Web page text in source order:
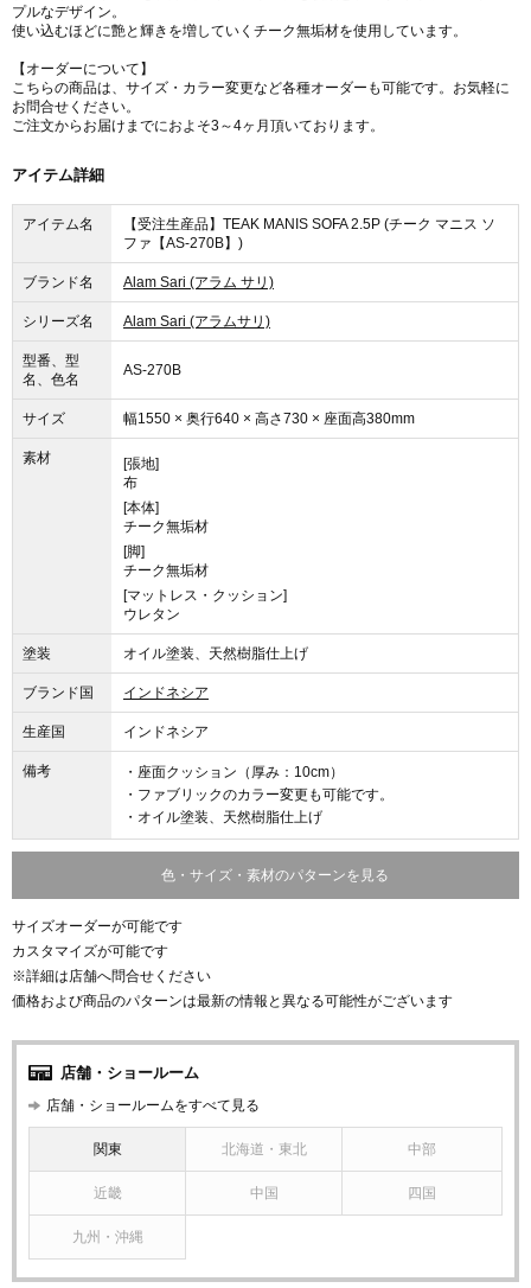
プルなデザイン。
使い込むほどに艶と輝きを増していくチーク無垢材を使用しています。
【オーダーについて】
こちらの商品は、サイズ・カラー変更など各種オーダーも可能です。お気軽に
お問合せください。
ご注文からお届けまでにおよそ3～4ヶ月頂いております。
アイテム詳細
アイテム名
【受注生産品】TEAK MANIS SOFA 2.5P (チーク マニス ソ
ファ【AS-270B】)
ブランド名 Alam Sari (アラム サリ)
シリーズ名 Alam Sari (アラムサリ)
型番、型
名、色名
AS-270B
サイズ 幅1550 × 奥行640 × 高さ730 × 座面高380mm
素材
[張地]
布
[本体]
チーク無垢材
[脚]
チーク無垢材
[マットレス・クッション]
ウレタン
塗装 オイル塗装、天然樹脂仕上げ
ブランド国 インドネシア
生産国 インドネシア
備考
・座面クッション（厚み：10cm）
・ファブリックのカラー変更も可能です。
・オイル塗装、天然樹脂仕上げ
色・サイズ・素材のパターンを見る
サイズオーダーが可能です
カスタマイズが可能です
※詳細は店舗へ問合せください
価格および商品のパターンは最新の情報と異なる可能性がございます
店舗・ショールーム
店舗・ショールームをすべて見る
関東 北海道・東北 中部
近畿 中国 四国
九州・沖縄